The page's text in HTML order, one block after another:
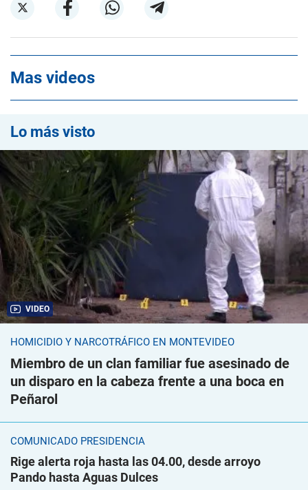
Mas videos
Lo más visto
VIDEO
HOMICIDIO Y NARCOTRÁFICO EN MONTEVIDEO
Miembro de un clan familiar fue asesinado de
un disparo en la cabeza frente a una boca en
Peñarol
COMUNICADO PRESIDENCIA
Rige alerta roja hasta las 04.00, desde arroyo
Pando hasta Aguas Dulces